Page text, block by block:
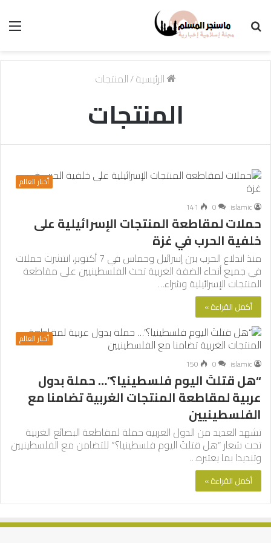
الرئيسية/المنتجات
المنتجات
أخبار العالم
islamic
0
141
حملات لمقاطعة المنتجات الإسرائيلية على
خلفية الحرب في غزة
منذ اندلاع الحرب بين إسرائيل وحماس في 7 أكتوبر، انتشرت حملات
في جميع أنحاء الضفة الغربية تحث الفلسطينيين على مقاطعة
المنتجات الإسرائيلية وشراء…
أكمل القراءة »
أخبار العالم
islamic
0
150
“هل قتلتَ اليوم فلسطينيا؟”… حملة بدول
عربية لمقاطعة المنتجات الغربية تضامنا مع
الفلسطينيين
تشهد العديد من الدول العربية حملة لمقاطعة البضائع الغربية
تحت شعار “هل قتلتَ اليوم فلسطينيا؟” للتضامن مع الفلسطينيين
وتنديدا بما يعتبره…
أكمل القراءة »